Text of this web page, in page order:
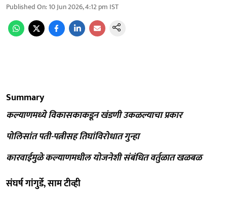
Published On:10 Jun 2026, 4:12 pm IST
Summary
कल्याणमध्ये विकासकाकडून खंडणी उकळल्याचा प्रकार
पोलिसांत पती-पत्नीसह तिघांविरोधात गुन्हा
कारवाईमुळे कल्याणमधील योजनेशी संबंधित वर्तुळात खळबळ
संघर्ष गांगुर्डे, साम टीव्ही